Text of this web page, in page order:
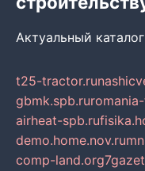
Актуальный
t25-tractor.ru
gbmk.spb.ru
airheat-spb.ru
demo.home.nov.ru
comp-land.org